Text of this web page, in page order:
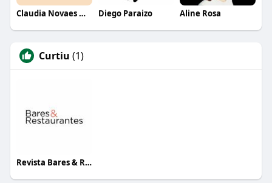
Claudia Novaes Novaes Diego Paraizo Aline Rosa
Curtiu (1)
Revista Bares & Restaurantes